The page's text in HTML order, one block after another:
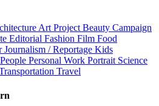
Art Project Beauty Campaign
Editorial Fashion Film Food
Journalism / Reportage Kids
People Personal Work Portrait Science
Travel